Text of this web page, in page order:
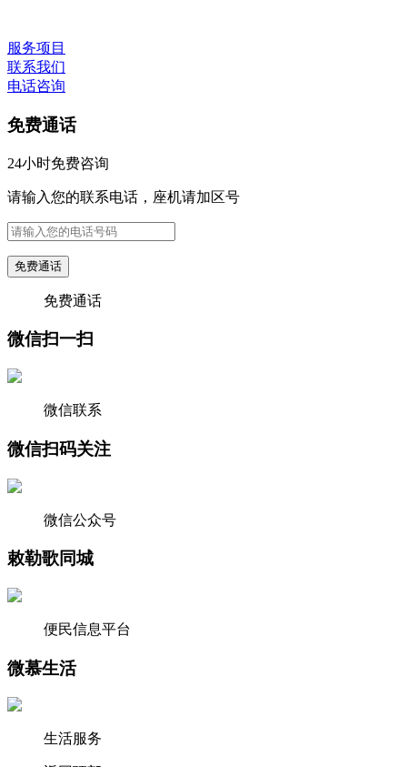
服务项目
联系我们
电话咨询
免费通话
24小时免费咨询
请输入您的联系电话，座机请加区号
免费通话
免费通话
微信扫一扫
微信联系
微信扫码关注
微信公众号
敕勒歌同城
便民信息平台
微慕生活
生活服务